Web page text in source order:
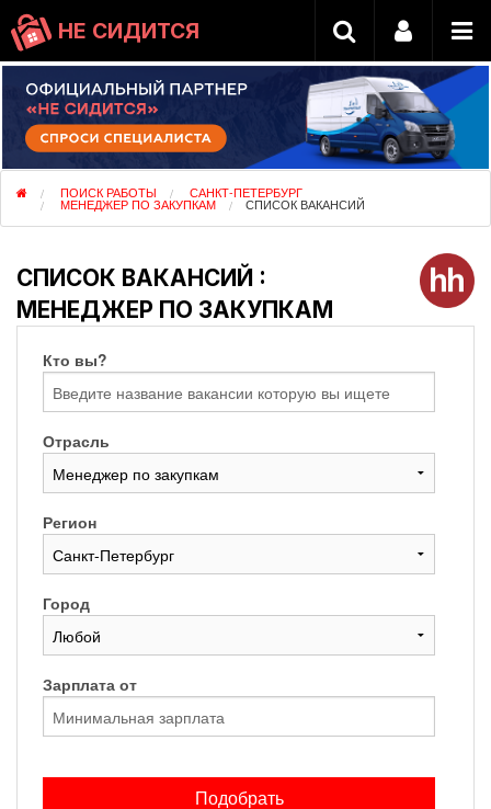
НЕ СИДИТСЯ
ПОИСК РАБОТЫ САНКТ-ПЕТЕРБУРГ
МЕНЕДЖЕР ПО ЗАКУПКАМ СПИСОК ВАКАНСИЙ
СПИСОК ВАКАНСИЙ :
МЕНЕДЖЕР ПО ЗАКУПКАМ
Кто вы?
Отрасль
Регион
Город
Зарплата от
Подобрать